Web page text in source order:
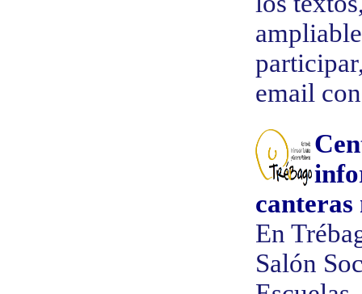
email
canteras
En
Salón